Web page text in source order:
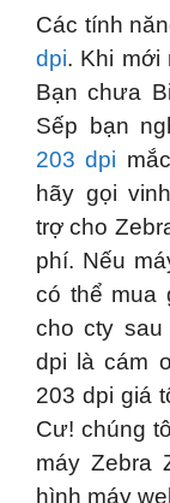
Các tính
dpi. Khi mới
Bạn chưa
Sếp bạn
203 dpi
hãy gọi
trợ cho
phí. Nếu
có thể mua
cho cty sau
dpi là cám
203 dpi giá
Cư! chúng
máy Zebra
hình máy